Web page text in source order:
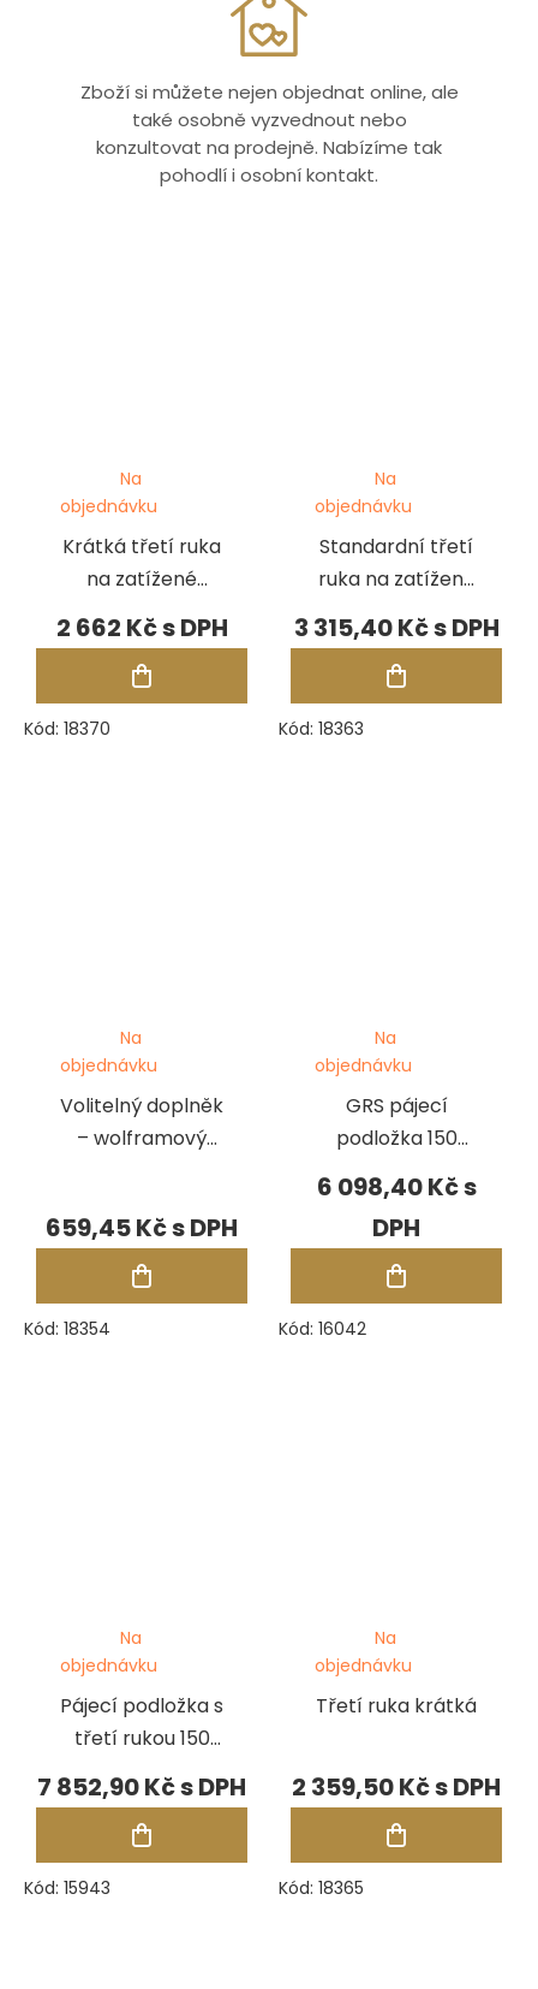
Zboží si můžete nejen objednat online, ale
také osobně vyzvednout nebo
konzultovat na prodejně. Nabízíme tak
pohodlí i osobní kontakt.
Krátká třetí ruka
na zatížené
základně
Na
objednávku
2 662 Kč
Kód: 18370
Standardní třetí
ruka na zatížené
základně
Na
objednávku
3 315,40 Kč
Kód: 18363
Volitelný doplněk
– wolframový
Na
objednávku
659,45 Kč
Kód: 18354
GRS pájecí
podložka 150
mm, 2x třetí ruka
Na
objednávku
6 098,40 Kč
Kód: 16042
Pájecí podložka s
třetí rukou 150
Na
objednávku
7 852,90 Kč
Kód: 15943
Třetí ruka krátká
Na
objednávku
2 359,50 Kč
Kód: 18365